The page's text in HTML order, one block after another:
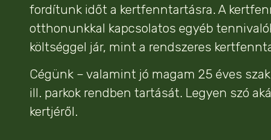
fordítunk időt a kertfenntartásra. A
otthonunkkal kapcsolatos egyéb
költséggel jár, mint a rendszeres
Cégünk – valamint jó magam 25 éves
ill. parkok rendben tartását. Legyen szó
kertjéről.